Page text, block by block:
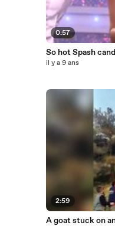
0:57
So hot Spash
il y a 9 ans
2:59
A goat stuck on